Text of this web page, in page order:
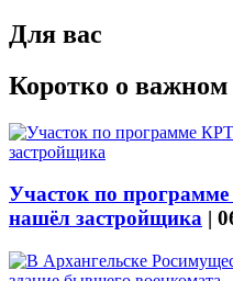
Для вас
Коротко о важном
Участок по
нашёл застройщика |